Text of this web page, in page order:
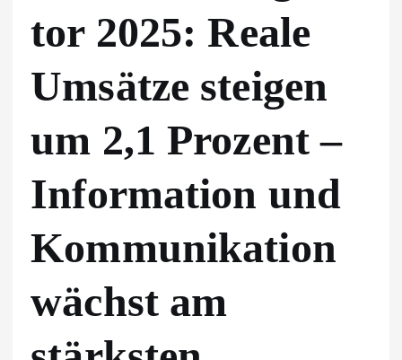
tor 2025: Reale
Umsätze steigen
um 2,1 Prozent –
Information und
Kommunikation
wächst am